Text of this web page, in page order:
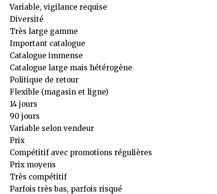
Variable, vigilance requise
Diversité
Très large gamme
Important catalogue
Catalogue immense
Catalogue large mais hétérogène
Politique de retour
Flexible (magasin et ligne)
14 jours
90 jours
Variable selon vendeur
Prix
Compétitif avec promotions régulières
Prix moyens
Très compétitif
Parfois très bas, parfois risqué